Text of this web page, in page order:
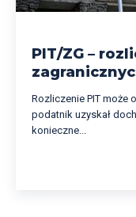
PIT/ZG –
Rozliczenie PIT może
podatnik uzyskał
konieczne...